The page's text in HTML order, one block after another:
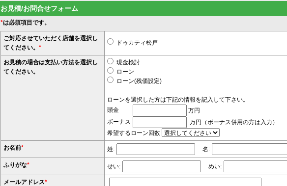
お見積/お問合せフォーム
*は必須項目です。
ご対応させていただく店舗を選択し
てください。 *
ドゥカティ松戸
お見積の場合は支払い方法を選択し
てください。
現金検討
ローン
ローン(残価設定)
ローンを選択した方は下記の情報を記入して下さい。
頭金
万円
ボーナス
万円（ボーナス併用の方は入力）
希望するローン回数
お名前* 姓: 名:
ふりがな* せい: めい:
メールアドレス*